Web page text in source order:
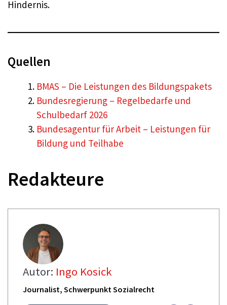
Hindernis.
Quellen
BMAS – Die Leistungen des Bildungspakets
Bundesregierung – Regelbedarfe und
Schulbedarf 2026
Bundesagentur für Arbeit – Leistungen für
Bildung und Teilhabe
Redakteure
Autor: Ingo Kosick
Journalist, Schwerpunkt Sozialrecht